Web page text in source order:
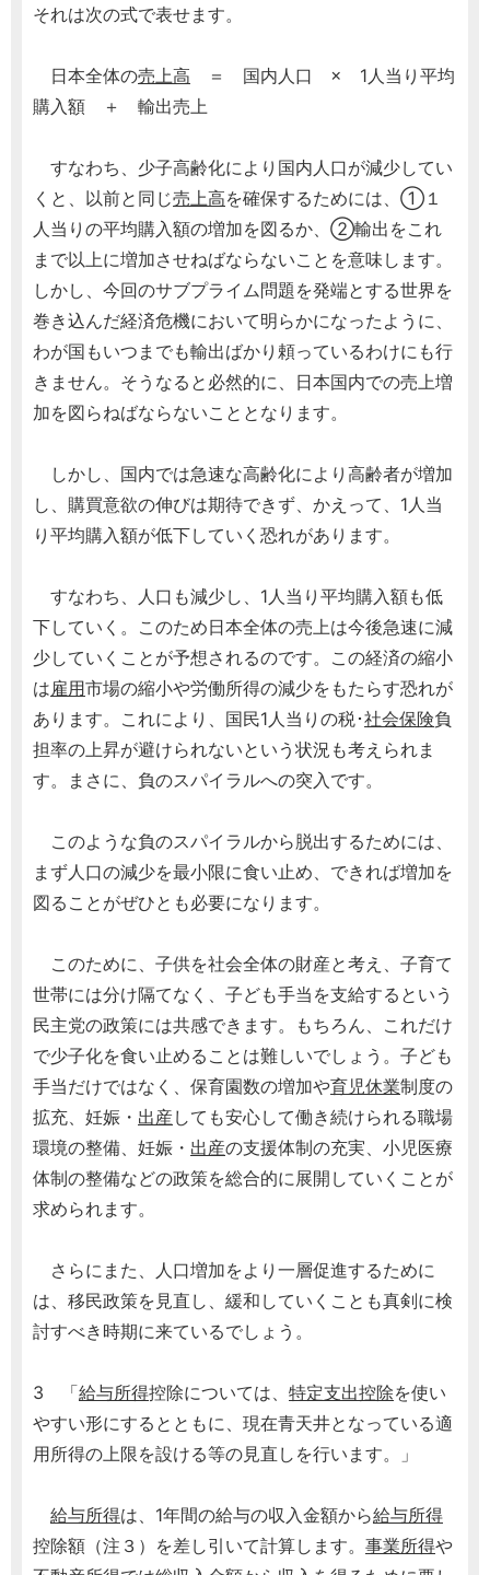
それは次の式で表せます。
日本全体の売上高 ＝ 国内人口 × 1人当り平均
購入額 ＋ 輸出売上
すなわち、少子高齢化により国内人口が減少してい
くと、以前と同じ売上高を確保するためには、①１
人当りの平均購入額の増加を図るか、②輸出をこれ
まで以上に増加させねばならないことを意味します。
しかし、今回のサブプライム問題を発端とする世界を
巻き込んだ経済危機において明らかになったように、
わが国もいつまでも輸出ばかり頼っているわけにも行
きません。そうなると必然的に、日本国内での売上増
加を図らねばならないこととなります。
しかし、国内では急速な高齢化により高齢者が増加
し、購買意欲の伸びは期待できず、かえって、1人当
り平均購入額が低下していく恐れがあります。
すなわち、人口も減少し、1人当り平均購入額も低
下していく。このため日本全体の売上は今後急速に減
少していくことが予想されるのです。この経済の縮小
は雇用市場の縮小や労働所得の減少をもたらす恐れが
あります。これにより、国民1人当りの税･社会保険負
担率の上昇が避けられないという状況も考えられま
す。まさに、負のスパイラルへの突入です。
このような負のスパイラルから脱出するためには、
まず人口の減少を最小限に食い止め、できれば増加を
図ることがぜひとも必要になります。
このために、子供を社会全体の財産と考え、子育て
世帯には分け隔てなく、子ども手当を支給するという
民主党の政策には共感できます。もちろん、これだけ
で少子化を食い止めることは難しいでしょう。子ども
手当だけではなく、保育園数の増加や育児休業制度の
拡充、妊娠・ 出産 しても安心して働き続けられる職場
環境の整備、妊娠・ 出産の支援体制の充実、小児医療
体制の整備などの政策を総合的に展開していくことが
求められます。
さらにまた、人口増加をより一層促進するために
は、移民政策を見直し、緩和していくことも真剣に検
討すべき時期に来ているでしょう。
3 「給与所得控除については、 特定支出控除を使い
やすい形にするとともに、現在青天井となっている適
用所得の上限を設ける等の見直しを行います。」
給与所得は、1年間の給与の収入金額から給与所得
控除額（注３）を差し引いて計算します。 事業所得や